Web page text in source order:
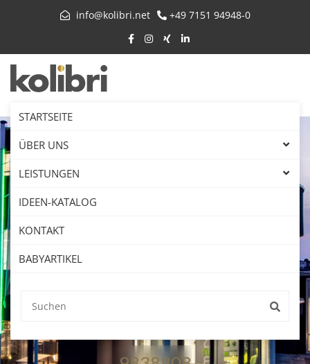
info@kolibri.net +49 7151 94948-0
STARTSEITE
ÜBER UNS
LEISTUNGEN
IDEEN-KATALOG
KONTAKT
BABYARTIKEL